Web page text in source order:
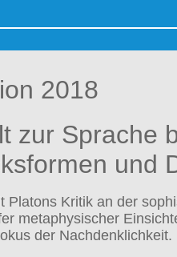
2018
zur Sprache
und
Platons Kritik an der
metaphysischer
der Nachdenklichkeit.